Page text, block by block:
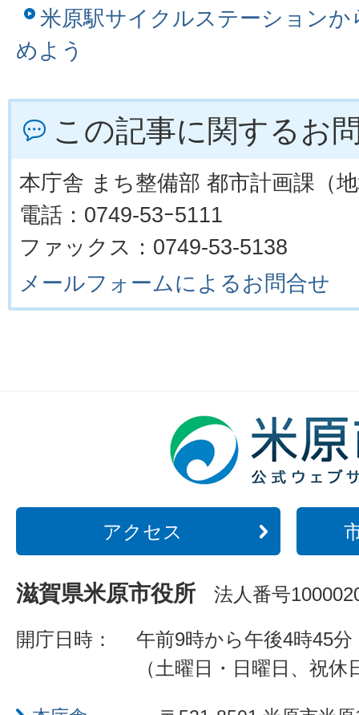
米原駅サイクルステーション
めよう
この記事に関するお
本庁舎 まち整備部 都市計画課（
電話：0749-53ｰ5111
ファックス：0749-53-5138
メールフォームによるお問合せ
アクセス
滋賀県米原市役所 法人番号
開庁日時：
午前9時から午後4時45分
（土曜日・日曜日、祝